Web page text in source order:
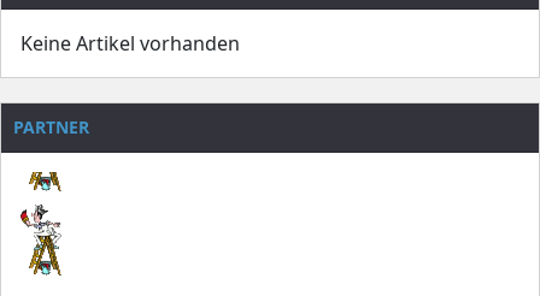
Keine Artikel vorhanden
PARTNER